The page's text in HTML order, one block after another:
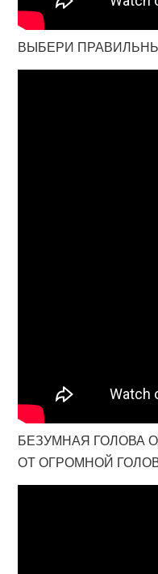
ВЫБЕРИ
БЕЗУМНАЯ ГОЛОВА
ОТ ОГРОМНОЙ